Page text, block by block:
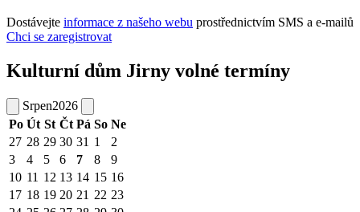
Dostávejte informace z našeho webu prostřednictvím SMS a e-mailů
Chci se zaregistrovat
Kulturní dům Jirny volné termíny
Srpen2026
Po Út St Čt Pá So Ne
27 28 29 30 31 1
2
3
4 5 6 7 8
9
10 11 12 13 14 15 16
17 18 19 20 21 22 23